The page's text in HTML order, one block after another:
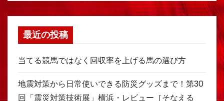
最近の投稿
当てる競馬ではなく回収率を上げる馬の選び方
地震対策から日常使いできる防災グッズまで！第30
回「震災対策技術展」横浜・レビュー［そなえる